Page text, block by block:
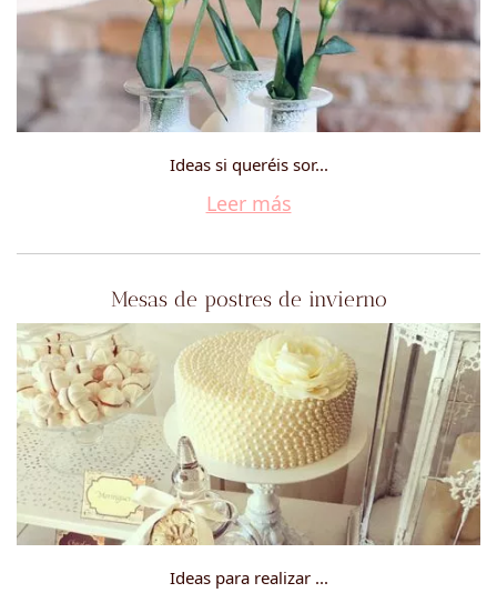
Ideas si queréis sor...
Leer más
Mesas de postres de invierno
Ideas para realizar ...